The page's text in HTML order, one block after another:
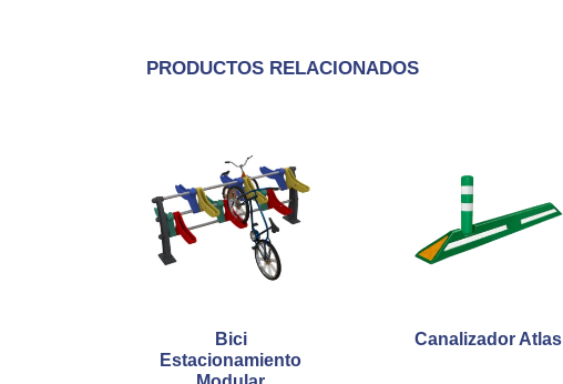
PRODUCTOS RELACIONADOS
Bici
Estacionamiento
Canalizador Atlas